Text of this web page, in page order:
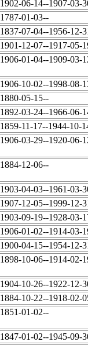
1902-06-14--1907-03-
1787-01-03--
1837-07-04--1956-12-
1901-12-07--1917-05-
1906-01-04--1909-03-
1906-10-02--1998-08-
1880-05-15--
1892-03-24--1966-06-
1859-11-17--1944-10-
1906-03-29--1920-06-
1884-12-06--
1903-04-03--1961-03-
1907-12-05--1999-12-
1903-09-19--1928-03-
1906-01-02--1914-03-
1900-04-15--1954-12-
1898-10-06--1914-02-
1904-10-26--1922-12-
1884-10-22--1918-02-
1851-01-02--
1847-01-02--1945-09-